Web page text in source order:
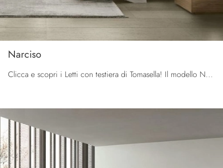
Narciso
Clicca e scopri i Letti con testiera di Tomasella! Il modello Narciso in melaminico ti aspetta nelle versioni matrimoniali.